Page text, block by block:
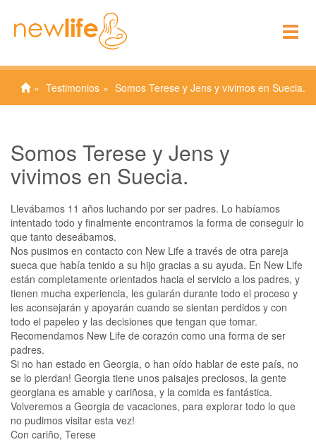
Testimonios Somos Terese y Jens y vivimos en Suecia.
Somos Terese y Jens y
vivimos en Suecia.
Llevábamos 11 años luchando por ser padres. Lo habíamos
intentado todo y finalmente encontramos la forma de conseguir lo
que tanto deseábamos.
Nos pusimos en contacto con New Life a través de otra pareja
sueca que había tenido a su hijo gracias a su ayuda. En New Life
están completamente orientados hacia el servicio a los padres, y
tienen mucha experiencia, les guiarán durante todo el proceso y
les aconsejarán y apoyarán cuando se sientan perdidos y con
todo el papeleo y las decisiones que tengan que tomar.
Recomendamos New Life de corazón como una forma de ser
padres.
Si no han estado en Georgia, o han oído hablar de este país, no
se lo pierdan! Georgia tiene unos paisajes preciosos, la gente
georgiana es amable y cariñosa, y la comida es fantástica.
Volveremos a Georgia de vacaciones, para explorar todo lo que
no pudimos visitar esta vez!
Con cariño, Terese